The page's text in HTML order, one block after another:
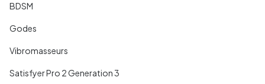
BDSM
Godes
Vibromasseurs
Satisfyer Pro 2 Generation 3